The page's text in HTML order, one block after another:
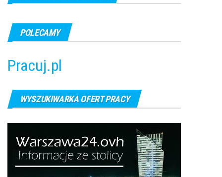
POLECAMY
Pracuj.pl
WYSZUKIWARKA OFERT PRACY